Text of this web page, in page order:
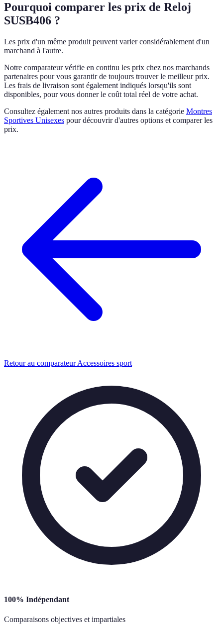
Pourquoi comparer les prix de Reloj
SUSB406 ?
Les prix d'un même produit peuvent varier considérablement d'un
marchand à l'autre.
Notre comparateur vérifie en continu les prix chez nos marchands
partenaires pour vous garantir de toujours trouver le meilleur prix.
Les frais de livraison sont également indiqués lorsqu'ils sont
disponibles, pour vous donner le coût total réel de votre achat.
Consultez également nos autres produits dans la catégorie Montres
Sportives Unisexes pour découvrir d'autres options et comparer les
prix.
Retour au comparateur Accessoires sport
100% Indépendant
Comparaisons objectives et impartiales